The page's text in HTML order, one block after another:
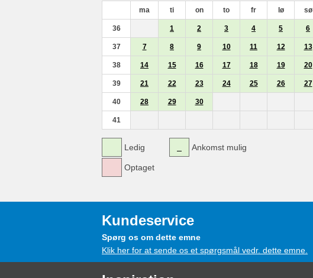
ma ti on to fr lø sø
36 1 2 3 4 5 6
37 7 8 9 10 11 12 13
38 14 15 16 17 18 19 20
39 21 22 23 24 25 26 27
40 28 29 30
41
Ledig
Optaget
Ankomst mulig
Kundeservice
Spørg os om dette emne
Klik her for at sende os et spørgsmål vedr. dette emne.